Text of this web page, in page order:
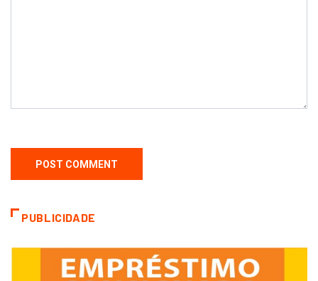
PUBLICIDADE